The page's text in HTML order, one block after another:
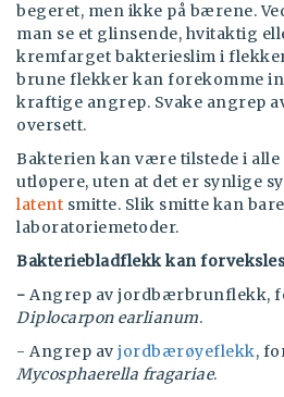
begeret, men ikke på bærene.
man se et glinsende, hvitaktig
kremfarget bakterieslim i
brune flekker kan forekomme
kraftige angrep. Svake angrep
oversett.
Bakterien kan være tilstede i alle
utløpere, uten at det er synlige
latent smitte. Slik smitte kan
laboratoriemetoder.
Bakteriebladflekk kan
- Angrep av jordbærbrunflekk,
Diplocarpon earlianum.
- Angrep av jordbærøyeflekk,
Mycosphaerella fragariae.